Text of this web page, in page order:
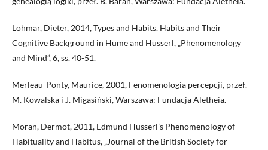
Lohmar, Dieter, 2014, Types and Habits. Habits and Their
Cognitive Background in Hume and Husserl, „Phenomenology
and Mind”, 6, ss. 40-51.
Merleau-Ponty, Maurice, 2001, Fenomenologia percepcji, przeł.
M. Kowalska i J. Migasiński, Warszawa: Fundacja Aletheia.
Moran, Dermot, 2011, Edmund Husserl’s Phenomenology of
Habituality and Habitus, „Journal of the British Society for